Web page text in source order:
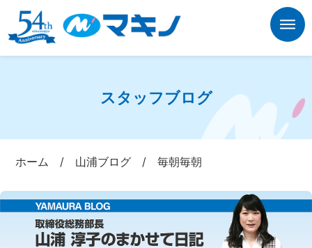
スタッフブログ
ホーム / 山浦ブログ /毎朝毎朝